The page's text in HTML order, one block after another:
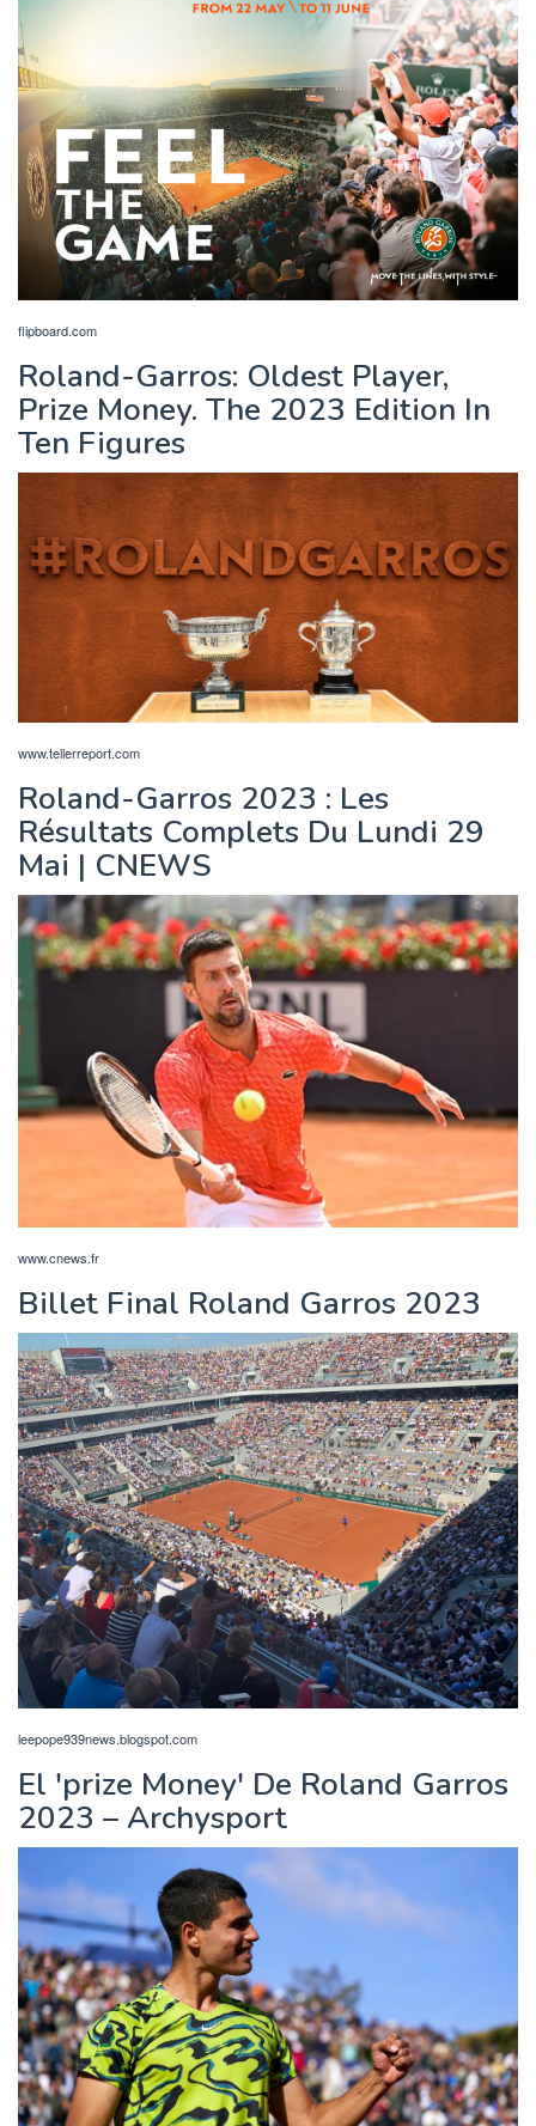
flipboard.com
Roland-Garros: Oldest Player,
Prize Money. The 2023 Edition In
Ten Figures
www.tellerreport.com
Roland-Garros 2023 : Les
Résultats Complets Du Lundi 29
Mai | CNEWS
www.cnews.fr
Billet Final Roland Garros 2023
leepope939news.blogspot.com
El 'prize Money' De Roland Garros
2023 – Archysport